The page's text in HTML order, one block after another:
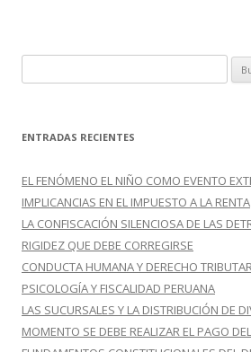
u
c
r
:
ENTRADAS RECIENTES
EL FENÓMENO EL NIÑO COMO EVENTO
IMPLICANCIAS EN EL IMPUESTO A LA RENTA
LA CONFISCACIÓN SILENCIOSA DE LAS
RIGIDEZ QUE DEBE CORREGIRSE
CONDUCTA HUMANA Y DERECHO
PSICOLOGÍA Y FISCALIDAD PERUANA
LAS SUCURSALES Y LA DISTRIBUCIÓN DE
MOMENTO SE DEBE REALIZAR EL PAGO